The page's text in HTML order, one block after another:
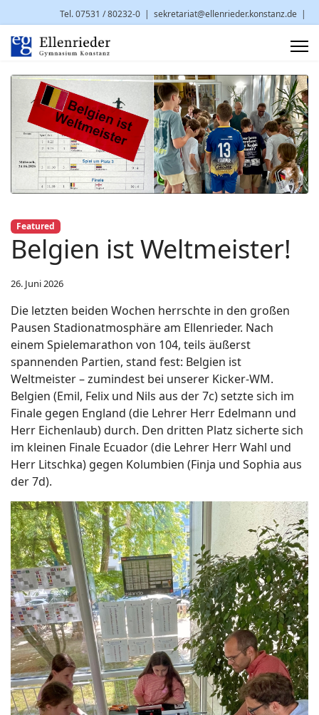
Tel. 07531 / 80232-0 | sekretariat@ellenrieder.konstanz.de |
Brauneggerstr. 29 | 78462 Konstanz
Featured
Belgien ist Weltmeister!
26. Juni 2026
Die letzten beiden Wochen herrschte in den großen
Pausen Stadionatmosphäre am Ellenrieder. Nach
einem Spielemarathon von 104, teils äußerst
spannenden Partien, stand fest: Belgien ist
Weltmeister – zumindest bei unserer Kicker-WM.
Belgien (Emil, Felix und Nils aus der 7c) setzte sich im
Finale gegen England (die Lehrer Herr Edelmann und
Herr Eichenlaub) durch. Den dritten Platz sicherte sich
im kleinen Finale Ecuador (die Lehrer Herr Wahl und
Herr Litschka) gegen Kolumbien (Finja und Sophia aus
der 7d).